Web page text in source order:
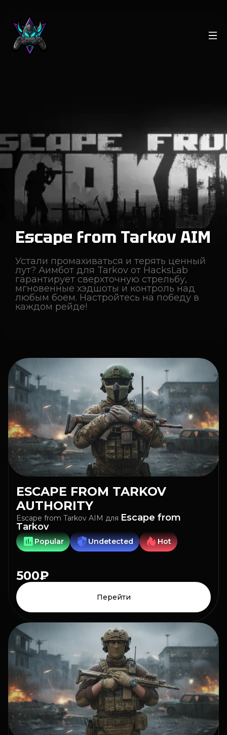
Escape from Tarkov AIM
Устали промахиваться и терять ценный
лут? Аимбот для Tarkov от HacksLab
гарантирует сверхточную стрельбу,
мгновенные хэдшоты и контроль над
любым боем. Настройтесь на победу в
каждом рейде!
ESCAPE FROM TARKOV
AUTHORITY
Escape from Tarkov AIM для Escape from
Tarkov
Popular Undetected Hot
500₽
Перейти